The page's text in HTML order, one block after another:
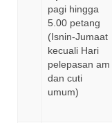
pagi hingga
5.00 petang
(Isnin-Jumaat
kecuali Hari
pelepasan am
dan cuti
umum)